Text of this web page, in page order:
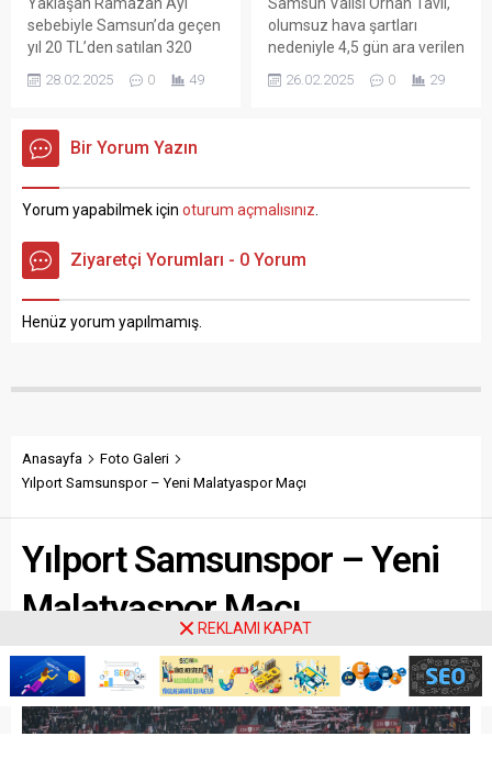
çarpan araçlara ile o...
112 Acil Çağrı...
sebebiyle Samsun’da geçen
yıl 20 TL’den satılan 320
bu yıl 25 TL’den satışa
vazgeçilmezi pidenin fiyatı
Samsun’da da belli oldu.
Sanatkarları Odaları Birliği
(SESOB) Başkanı Hacı Eyüb
Güler, geçen yıl 20 TL’den
satılan 320 gram sade
28.02.2025 0 49
olumsuz hava şartları
nedeniyle 4,5 gün ara verilen
devam edeceğini açıkladı.
süredir hasretini çektiğimiz
etkisinde geçen bir haftayı
26.02.2025 0 29
Bir Yorum Yazın
Yorum yapabilmek için oturum açmalısınız
Ziyaretçi Yorumları - 0 Yorum
Henüz yorum yapılmamış.
Anasayfa
Foto Galeri
Yılport Samsunspor – Yeni Malatyaspor Maçı
Yılport Samsunspor – Yeni
Malatyaspor Maçı
Paylaş Tweetle Gönder
REKLAMI KAPAT